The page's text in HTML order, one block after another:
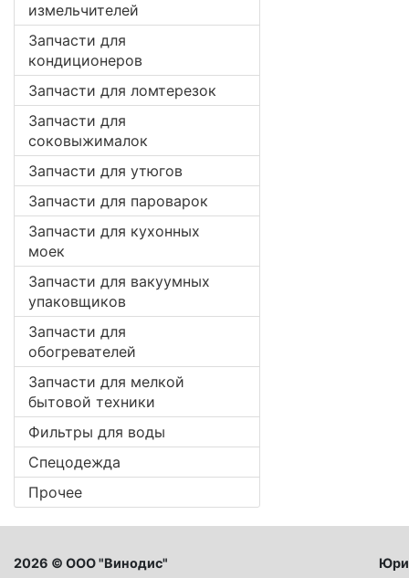
измельчителей
Запчасти для
кондиционеров
Запчасти для ломтерезок
Запчасти для
соковыжималок
Запчасти для утюгов
Запчасти для пароварок
Запчасти для кухонных
моек
Запчасти для вакуумных
упаковщиков
Запчасти для
обогревателей
Запчасти для мелкой
бытовой техники
Фильтры для воды
Спецодежда
Прочее
2026 © ООО "Винодис"